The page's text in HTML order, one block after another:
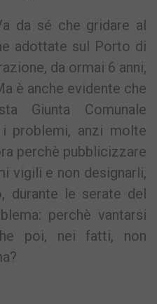
da sé che gridare al
adottate sul Porto di
da ormai 6 anni,
è anche evidente che
Giunta Comunale
problemi, anzi molte
perchè pubblicizzare
vigili e non designarli,
durante le serate del
perchè vantarsi
poi, nei fatti, non